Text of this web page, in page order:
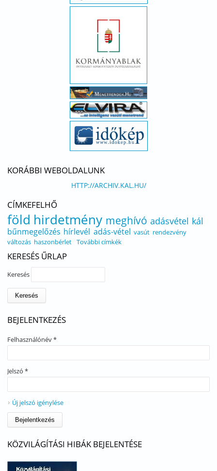
KORÁBBI WEBOLDALUNK
HTTP://ARCHIV.KAL.HU/
CÍMKEFELHŐ
föld hirdetmény meghívó adásvétel kál
bűnmegelőzés hírlevél adás-vétel vasút rendezvény
változás haszonbérlet További címkék
KERESÉS ŰRLAP
Keresés
BEJELENTKEZÉS
Felhasználónév*
Jelszó *
Új jelszó igénylése
KÖZVILÁGÍTÁSI HIBÁK BEJELENTÉSE